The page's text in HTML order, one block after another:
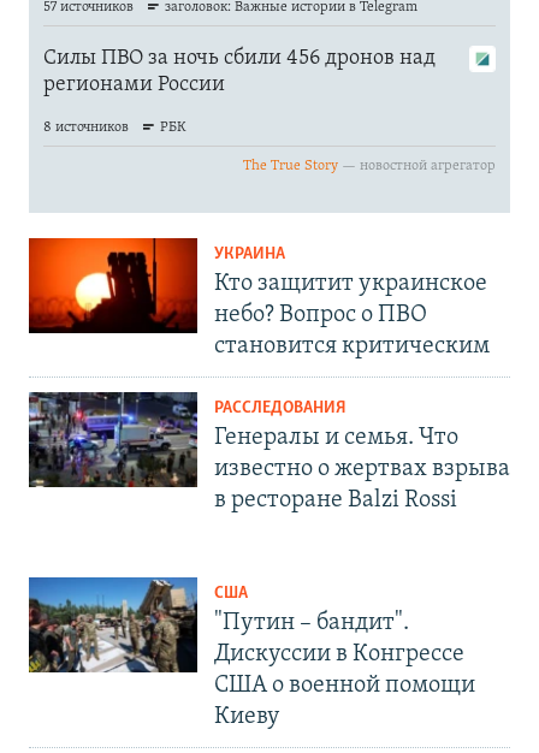
УКРАИНА
Кто защитит украинское
небо? Вопрос о ПВО
становится критическим
РАССЛЕДОВАНИЯ
Генералы и семья. Что
известно о жертвах взрыва
в ресторане Balzi Rossi
США
"Путин – бандит".
Дискуссии в Конгрессе
США о военной помощи
Киеву